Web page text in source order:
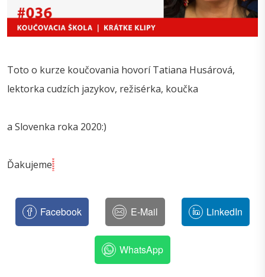
Toto o kurze koučovania hovorí Tatiana Husárová,
lektorka cudzích jazykov, režisérka, koučka
a Slovenka roka 2020:)
Ďakujeme
Facebook E-Mail LinkedIn
WhatsApp